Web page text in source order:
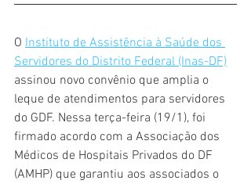
O Instituto de Assistência à Saúde dos
Servidores do Distrito Federal (Inas-DF)
assinou novo convênio que amplia o
leque de atendimentos para servidores
do GDF. Nessa terça-feira (19/1), foi
firmado acordo com a Associação dos
Médicos de Hospitais Privados do DF
(AMHP) que garantiu aos associados o